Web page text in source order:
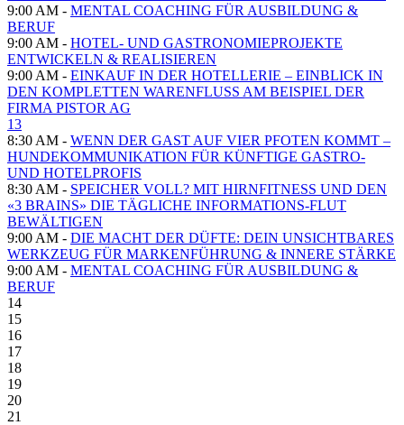
9:00 AM - MENTAL COACHING FÜR AUSBILDUNG &
BERUF
9:00 AM - HOTEL- UND GASTRONOMIEPROJEKTE
ENTWICKELN & REALISIEREN
9:00 AM - EINKAUF IN DER HOTELLERIE – EINBLICK IN
DEN KOMPLETTEN WARENFLUSS AM BEISPIEL DER
FIRMA PISTOR AG
13
8:30 AM - WENN DER GAST AUF VIER PFOTEN KOMMT –
HUNDEKOMMUNIKATION FÜR KÜNFTIGE GASTRO-
UND HOTELPROFIS
8:30 AM - SPEICHER VOLL? MIT HIRNFITNESS UND DEN
«3 BRAINS» DIE TÄGLICHE INFORMATIONS-FLUT
BEWÄLTIGEN
9:00 AM - DIE MACHT DER DÜFTE: DEIN UNSICHTBARES
WERKZEUG FÜR MARKENFÜHRUNG & INNERE STÄRKE
9:00 AM - MENTAL COACHING FÜR AUSBILDUNG &
BERUF
14
15
16
17
18
19
20
21